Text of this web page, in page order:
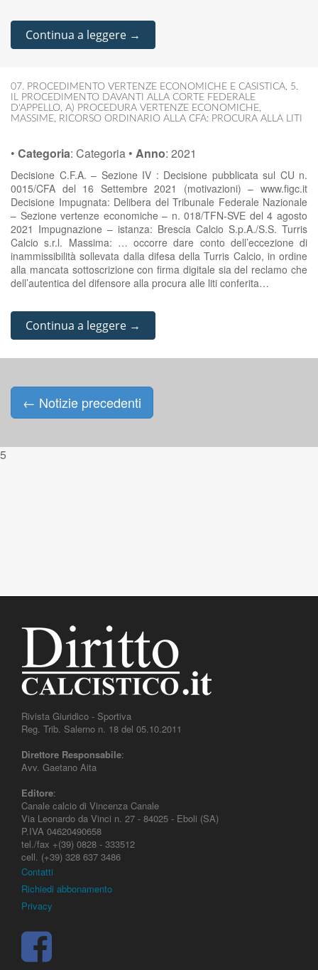
Continua a leggere →
07. PROCEDIMENTO VERTENZE ECONOMICHE E CASISTICA, 5.
IL PROCEDIMENTO DAVANTI ALLA CORTE FEDERALE
D'APPELLO, A) PROCEDURA VERTENZE ECONOMICHE,
MASSIME, RICORSO ORDINARIO ALLA CFA: PROCURA ALLA LITI
• Categoria: Categoria • Anno: 2021
Decisione C.F.A. – Sezione IV : Decisione pubblicata sul CU n.
0015/CFA del 16 Settembre 2021 (motivazioni) – www.figc.it
Decisione Impugnata: Delibera del Tribunale Federale Nazionale
– Sezione vertenze economiche – n. 018/TFN-SVE del 4 agosto
2021 Impugnazione – istanza: Brescia Calcio S.p.A./S.S. Turris
Calcio s.r.l. Massima: … occorre dare conto dell’eccezione di
inammissibilità sollevata dalla difesa della Turris Calcio, in ordine
alla mancata sottoscrizione con firma digitale sia del reclamo che
dell’autentica del difensore alla procura alle liti conferita…
Continua a leggere →
Posts navigation
← Notizie precedenti
5
Rivista Giuridico - Sportiva
Reg. Trib. Salerno n. 18 del 05.10.2011
Direttore Responsabile:
Avv. Gaetano Aita
Editore:
Canale calcio di Vincenza Canale
Via Leonardo da Vinci n. 27 - 84025 - Eboli (SA)
P.IVA 04620490658
tel./fax +(39) 0828 - 333512
cell. (+39) 328 637 3486
Contatti
Richiedi abbonamento
Privacy